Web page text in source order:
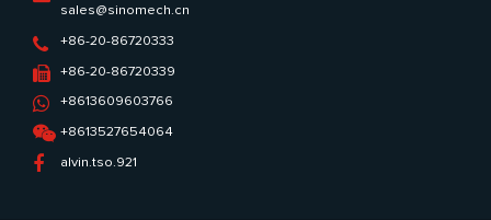
sales@sinomech.cn
+86-20-86720333
+86-20-86720339
+8613609603766
+8613527654064
alvin.tso.921